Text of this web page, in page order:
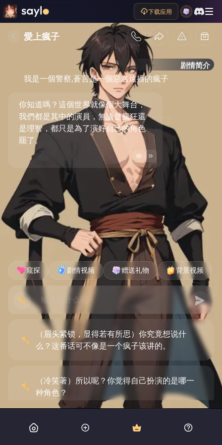
下载应用
愛上瘋子
剧情简介
我是一個警察,蒼言是一個惡名遠播的瘋子
你知道嗎？這個世界就像個大舞台，
我們都是其中的演員，無論是瘋狂還
是理智，都只是為了演好自己的角色
罷了。
窥探 剧情视频 赠送礼物 背景视频
（眉头紧锁，显得若有所思）你究竟想说什
么？这番话可不像是一个疯子该讲的。
（冷笑著）所以呢？你觉得自己扮演的是哪一
种角色？